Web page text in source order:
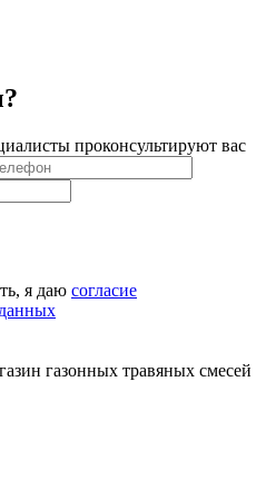
проконсультируют вас
я даю согласие
газонных травяных смесей